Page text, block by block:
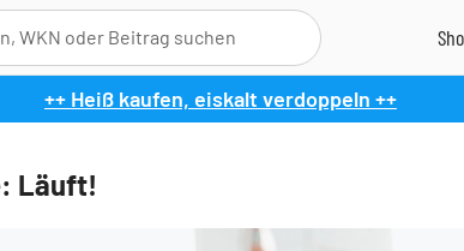
++ Heiß kaufen, eiskalt verdoppeln ++
Läuft!